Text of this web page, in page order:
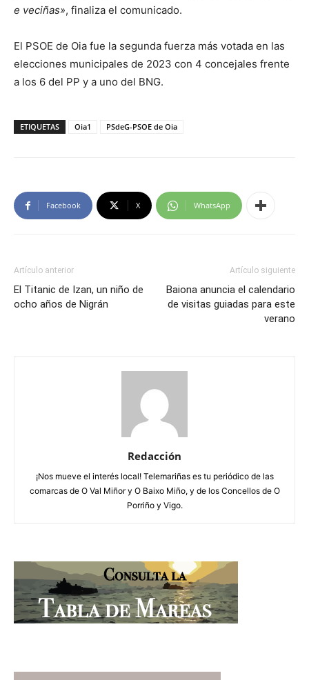
e veciñas», finaliza el comunicado.
El PSOE de Oia fue la segunda fuerza más votada en las
elecciones municipales de 2023 con 4 concejales frente
a los 6 del PP y a uno del BNG.
ETIQUETAS Oia1 PSdeG-PSOE de Oia
Facebook X WhatsApp
Artículo anterior
El Titanic de Izan, un niño de
ocho años de Nigrán
Artículo siguiente
Baiona anuncia el calendario
de visitas guiadas para este
verano
Redacción
¡Nos mueve el interés local! Telemariñas es tu periódico de las
comarcas de O Val Miñor y O Baixo Miño, y de los Concellos de O
Porriño y Vigo.